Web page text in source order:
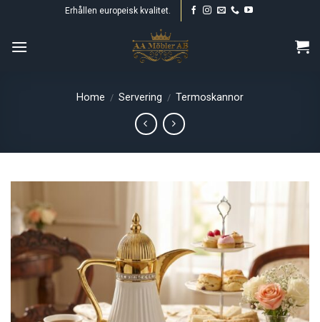
content
Erhållen europeisk kvalitet.
Home / Servering / Termoskannor